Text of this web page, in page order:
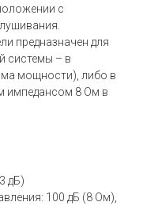
с
предназначен для
системы – в
мощности), либо в
импедансом 8 Ом в
дБ)
100 дБ (8 Ом),